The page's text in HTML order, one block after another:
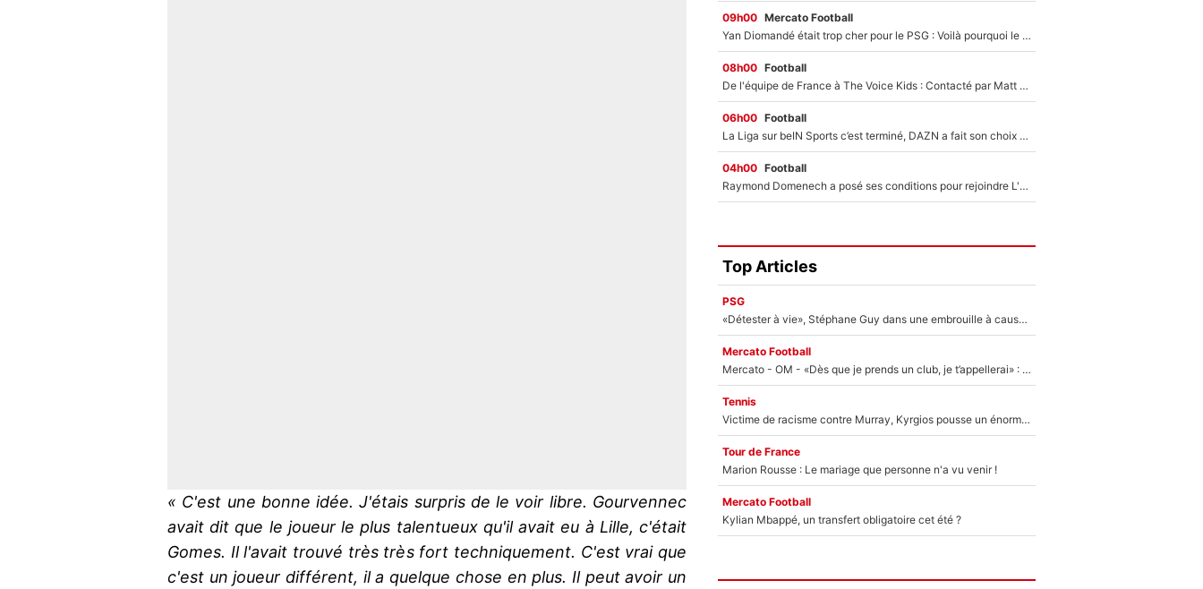
« C'est une bonne idée. J'étais surpris de le voir libre. Gourvennec
avait dit que le joueur le plus talentueux qu'il avait eu à Lille, c'était
Gomes. Il l'avait trouvé très très fort techniquement. C'est vrai que
c'est un joueur différent, il a quelque chose en plus. Il peut avoir un
09h00 Mercato Football
Yan Diomandé était trop cher pour le PSG : Voilà pourquoi le Real Madrid a accepté de payer la somme record de 140M€ pour boucler son transfert !
08h00 Football
De l'équipe de France à The Voice Kids : Contacté par Matt Pokora, Kylian Mbappé a accepté de jouer un rôle inédit sur TF1 !
06h00 Football
La Liga sur beIN Sports c’est terminé, DAZN a fait son choix pour Benjamin Da Silva et Omar Da Fonseca !
04h00 Football
Raymond Domenech a posé ses conditions pour rejoindre L'EQUIPE du Soir : Il refuse de faire l'émission avec un autre chroniqueur !
Top Articles
PSG
«Détester à vie», Stéphane Guy dans une embrouille à cause du PSG !
Mercato Football
Mercato - OM - «Dès que je prends un club, je t’appellerai» : La promesse de Marcelino au moment de claquer la porte
Tennis
Victime de racisme contre Murray, Kyrgios pousse un énorme coup de gueule !
Tour de France
Marion Rousse : Le mariage que personne n'a vu venir !
Mercato Football
Kylian Mbappé, un transfert obligatoire cet été ?